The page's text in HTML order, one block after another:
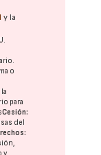
y la
o
para
Cesión:
del